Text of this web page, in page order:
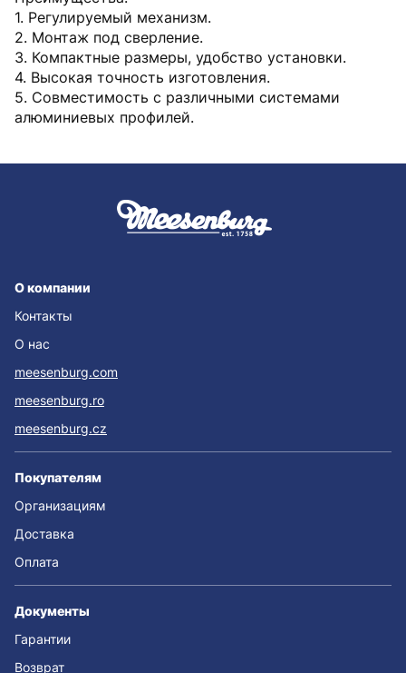
1. Регулируемый механизм.
2. Монтаж под сверление.
3. Компактные размеры, удобство установки.
4. Высокая точность изготовления.
5. Совместимость с различными системами
алюминиевых профилей.
О компании
Контакты
О нас
meesenburg.com
meesenburg.ro
meesenburg.cz
Покупателям
Организациям
Доставка
Оплата
Документы
Гарантии
Возврат